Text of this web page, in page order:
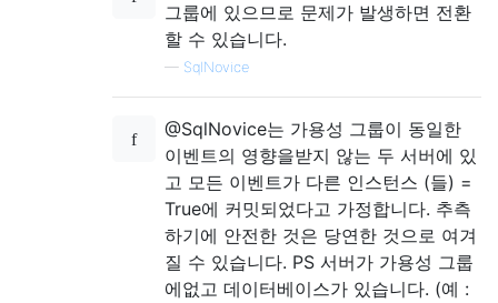
그룹에 있으므로 문제가 발생하면 전환
할 수 있습니다.
— SqlNovice
@SqlNovice는 가용성 그룹이 동일한
이벤트의 영향을받지 않는 두 서버에 있
고 모든 이벤트가 다른 인스턴스 (들) =
True에 커밋되었다고 가정합니다. 추측
하기에 안전한 것은 당연한 것으로 여겨
질 수 있습니다. PS 서버가 가용성 그룹
에없고 데이터베이스가 있습니다. (예 :